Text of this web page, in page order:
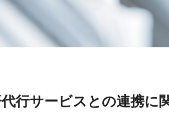
行サービスとの連携に